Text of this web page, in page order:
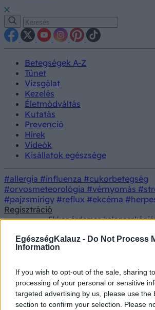
EgészségKalauz - Do Not Process
Information
If you wish to opt-out of the sale, sharing
processing of your personal or sensitive
targeted advertising by us, please use the
section to confirm your selection. Please
Betegségek A-Z
Tünet
Vizsgálat
Kezelés
Életmódváltás
Kutatás
Prevenció
Hírek
Videók
Kisállatok egészsége
#allergia #influenza #cukorbetegség
#orvosmeteorológia #vérnyomás
#pajzsmirigy #reflux #ekcéma
Regisztráció
Ekkor érdemes
tünetei
menni még 50 éves kor
akkor is, ha nincsenek